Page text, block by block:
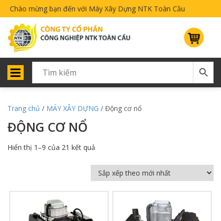
Chào mừng bạn đến với Máy Xây Dựng NTK Toàn Cầu
Trang chủ / MÁY XÂY DỰNG / Động cơ nổ
ĐỘNG CƠ NỔ
Hiển thị 1–9 của 21 kết quả